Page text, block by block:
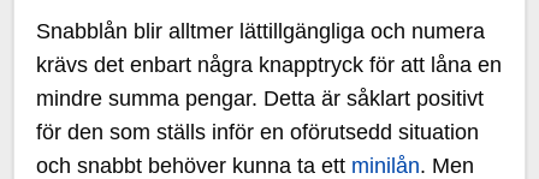
Snabblån blir alltmer lättillgängliga och numera
krävs det enbart några knapptryck för att låna en
mindre summa pengar. Detta är såklart positivt
för den som ställs inför en oförutsedd situation
och snabbt behöver kunna ta ett minilån. Men